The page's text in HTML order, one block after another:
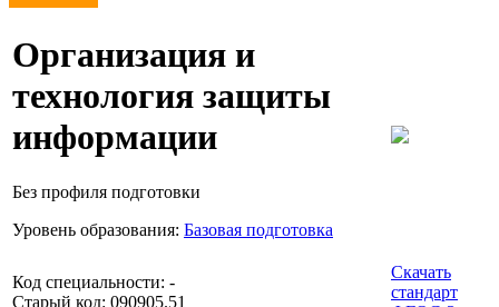
Организация и
технология защиты
информации
Без профиля подготовки
Уровень образования: Базовая подготовка
Код специальности: -
Старый код: 090905.51
Скачать
стандарт